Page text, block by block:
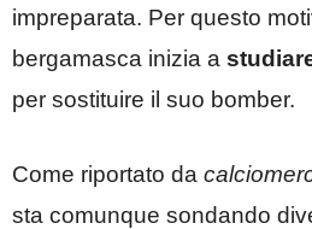
impreparata. Per questo
bergamasca inizia a
per sostituire il suo bomber.
Come riportato da
sta comunque sondando